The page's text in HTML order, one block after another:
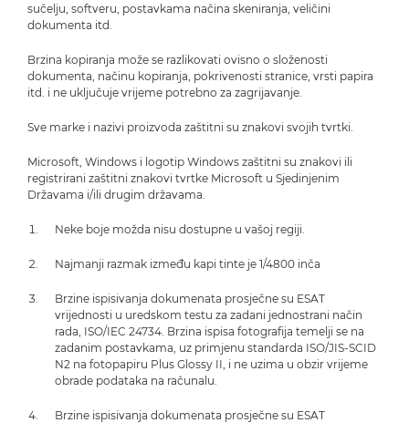
sučelju, softveru, postavkama načina skeniranja, veličini
dokumenta itd.
Brzina kopiranja može se razlikovati ovisno o složenosti
dokumenta, načinu kopiranja, pokrivenosti stranice, vrsti papira
itd. i ne uključuje vrijeme potrebno za zagrijavanje.
Sve marke i nazivi proizvoda zaštitni su znakovi svojih tvrtki.
Microsoft, Windows i logotip Windows zaštitni su znakovi ili
registrirani zaštitni znakovi tvrtke Microsoft u Sjedinjenim
Državama i/ili drugim državama.
Neke boje možda nisu dostupne u vašoj regiji.
Najmanji razmak između kapi tinte je 1/4800 inča
Brzine ispisivanja dokumenata prosječne su ESAT
vrijednosti u uredskom testu za zadani jednostrani način
rada, ISO/IEC 24734. Brzina ispisa fotografija temelji se na
zadanim postavkama, uz primjenu standarda ISO/JIS-SCID
N2 na fotopapiru Plus Glossy II, i ne uzima u obzir vrijeme
obrade podataka na računalu.
Brzine ispisivanja dokumenata prosječne su ESAT